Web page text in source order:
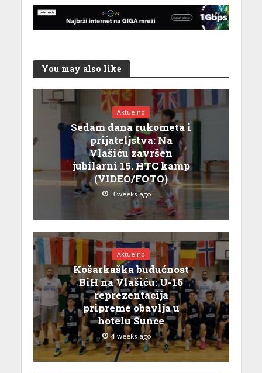
You may also like
Aktuelno
Sedam dana rukometa i
prijateljstva: Na
Vlašiću završen
jubilarni 15. HTC kamp
(VIDEO/FOTO)
3 weeks ago
Aktuelno
Košarkaška budućnost
BiH na Vlašiću: U-16
reprezentacija
pripreme obavlja u
hotelu Sunce
4 weeks ago